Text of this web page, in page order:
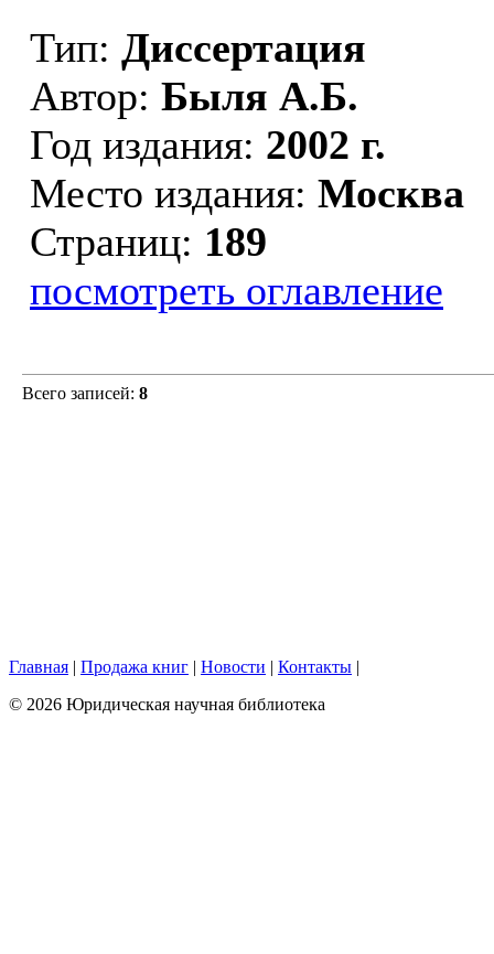
Тип: Диссертация
Автор: Быля А.Б.
Год издания: 2002 г.
Место издания: Москва
Страниц: 189
посмотреть оглавление
Всего записей: 8
Главная | Продажа книг | Новости | Контакты |
© 2026 Юридическая научная библиотека